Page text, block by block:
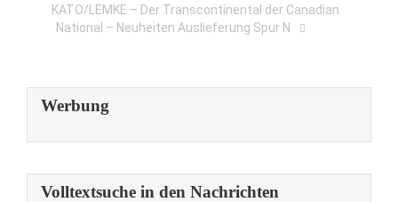
KATO/LEMKE – Der Transcontinental der Canadian
National – Neuheiten Auslieferung Spur N
Werbung
Volltextsuche in den Nachrichten